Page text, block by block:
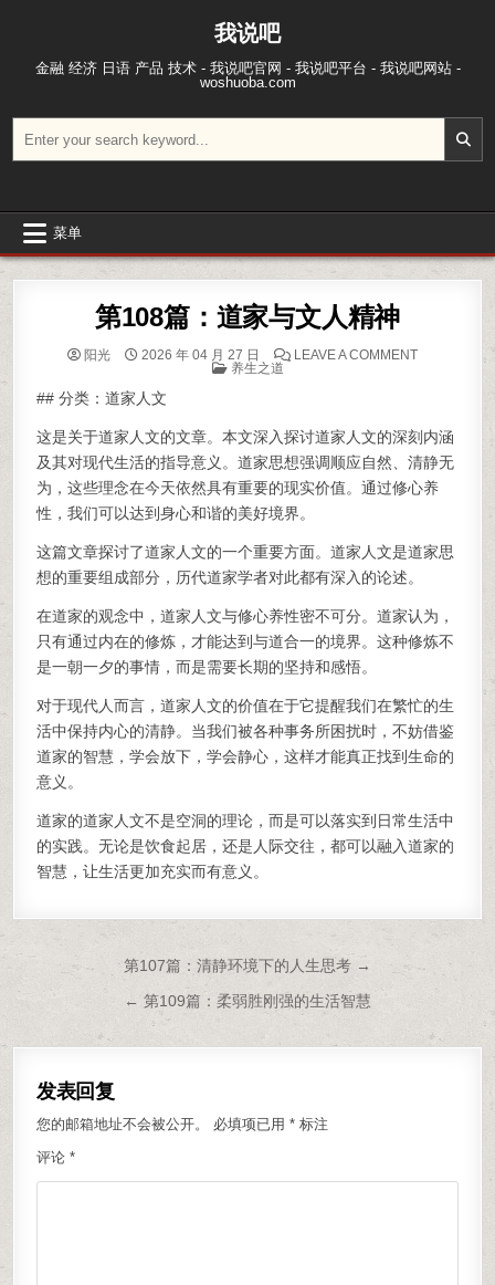
我说吧
金融 经济 日语 产品 技术 - 我说吧官网 - 我说吧平台 - 我说吧网站 -
woshuoba.com
菜单
第108篇：道家与文人精神
阳光 2026 年 04 月 27 日 LEAVE A COMMENTON 第108篇
POSTED IN
养生之道
## 分类：道家人文
这是关于道家人文的文章。本文深入探讨道家人文的深刻内涵
及其对现代生活的指导意义。道家思想强调顺应自然、清静无
为，这些理念在今天依然具有重要的现实价值。通过修心养
性，我们可以达到身心和谐的美好境界。
这篇文章探讨了道家人文的一个重要方面。道家人文是道家思
想的重要组成部分，历代道家学者对此都有深入的论述。
在道家的观念中，道家人文与修心养性密不可分。道家认为，
只有通过内在的修炼，才能达到与道合一的境界。这种修炼不
是一朝一夕的事情，而是需要长期的坚持和感悟。
对于现代人而言，道家人文的价值在于它提醒我们在繁忙的生
活中保持内心的清静。当我们被各种事务所困扰时，不妨借鉴
道家的智慧，学会放下，学会静心，这样才能真正找到生命的
意义。
道家的道家人文不是空洞的理论，而是可以落实到日常生活中
的实践。无论是饮食起居，还是人际交往，都可以融入道家的
智慧，让生活更加充实而有意义。
文章导航第107篇：清静环境下的人生思考 →
← 第109篇：柔弱胜刚强的生活智慧
发表回复
您的邮箱地址不会被公开。 必填项已用* 标注
评论*